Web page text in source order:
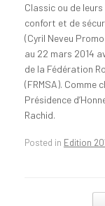
Classic ou de
confort et de
(Cyril Neveu
au 22 mars 2014
de la Fédération
(FRMSA). Comme
Présidence
Rachid.
Posted in Edition